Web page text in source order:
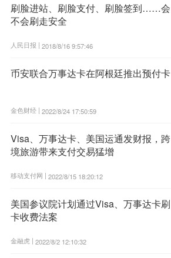
刷脸进站、刷脸支付、刷脸签到……会
不会刷走安全
人民日报 | 2018/8/16 9:57:46
币安联合万事达卡在阿根廷推出预付卡
金色财经 | 2022/8/24 17:50:59
Visa、万事达卡、美国运通发财报，跨
境旅游带来支付交易猛增
移动支付网 | 2022/8/15 18:20:12
美国参议院计划通过Visa、万事达卡刷
卡收费法案
金融虎 | 2022/8/2 12:10:32